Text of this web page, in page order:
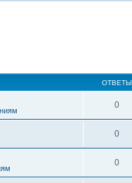
ОТВЕТЫ
0
0
0